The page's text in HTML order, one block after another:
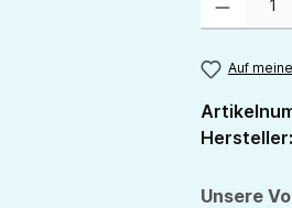
Auf
Hersteller:
Unsere